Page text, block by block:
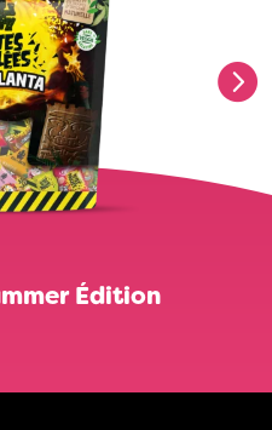
Édition